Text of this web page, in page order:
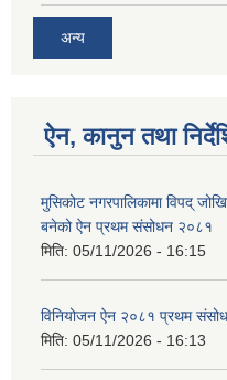
अन्य
ऐन, कानुन तथा
मुसिकोट नगरपालिकामा विपद्
बनेको ऐन प्रथम संसोधन २०८१
मिति: 05/11/2026 - 16:15
विनियोजन ऐन २०८१ प्रथम
मिति: 05/11/2026 - 16:13